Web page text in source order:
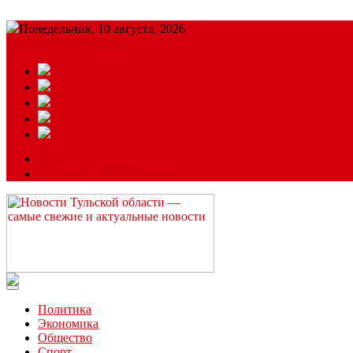
Понедельник, 10 августа, 2026
Читайте последние новости дня в Тульской области на сайте
Политика
Экономика
Общество